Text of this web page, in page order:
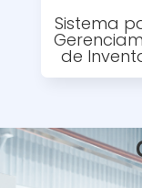
Sistema
de